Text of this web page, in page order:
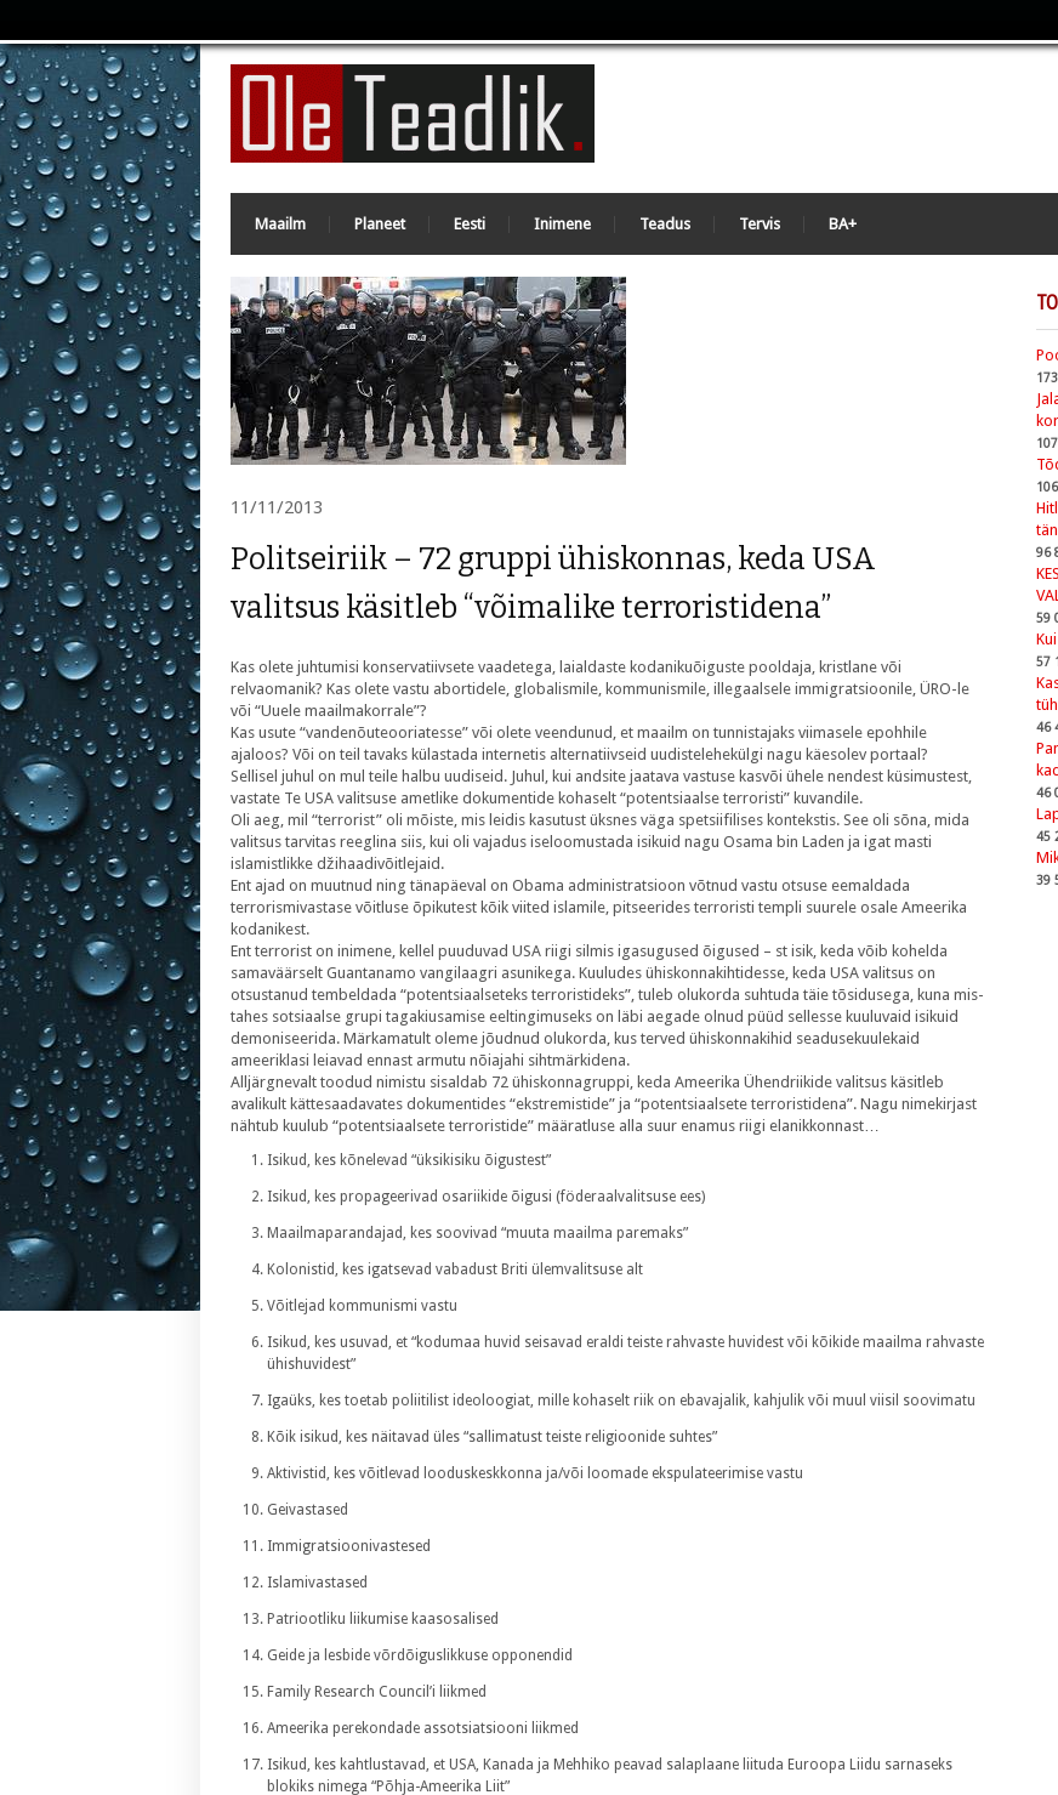
Maailm Planeet Eesti Inimene Teadus Tervis BA+
11/11/2013
Politseiriik – 72 gruppi ühiskonnas, keda USA
valitsus käsitleb “võimalike terroristidena”
Kas olete juhtumisi konservatiivsete vaadetega, laialdaste kodanikuõiguste pooldaja, kristlane või
relvaomanik? Kas olete vastu abortidele, globalismile, kommunismile, illegaalsele immigratsioonile, ÜRO-le
või “Uuele maailmakorrale”?
Kas usute “vandenõuteooriatesse” või olete veendunud, et maailm on tunnistajaks viimasele epohhile
ajaloos? Või on teil tavaks külastada internetis alternatiivseid uudistelehekülgi nagu käesolev portaal?
Sellisel juhul on mul teile halbu uudiseid. Juhul, kui andsite jaatava vastuse kasvõi ühele nendest küsimustest,
vastate Te USA valitsuse ametlike dokumentide kohaselt “potentsiaalse terroristi” kuvandile.
Oli aeg, mil “terrorist” oli mõiste, mis leidis kasutust üksnes väga spetsiifilises kontekstis. See oli sõna, mida
valitsus tarvitas reeglina siis, kui oli vajadus iseloomustada isikuid nagu Osama bin Laden ja igat masti
islamistlikke džihaadivõitlejaid.
Ent ajad on muutnud ning tänapäeval on Obama administratsioon võtnud vastu otsuse eemaldada
terrorismivastase võitluse õpikutest kõik viited islamile, pitseerides terroristi templi suurele osale Ameerika
kodanikest.
Ent terrorist on inimene, kellel puuduvad USA riigi silmis igasugused õigused – st isik, keda võib kohelda
samaväärselt Guantanamo vangilaagri asunikega. Kuuludes ühiskonnakihtidesse, keda USA valitsus on
otsustanud tembeldada “potentsiaalseteks terroristideks”, tuleb olukorda suhtuda täie tõsidusega, kuna mis-
tahes sotsiaalse grupi tagakiusamise eeltingimuseks on läbi aegade olnud püüd sellesse kuuluvaid isikuid
demoniseerida. Märkamatult oleme jõudnud olukorda, kus terved ühiskonnakihid seadusekuulekaid
ameeriklasi leiavad ennast armutu nõiajahi sihtmärkidena.
Alljärgnevalt toodud nimistu sisaldab 72 ühiskonnagruppi, keda Ameerika Ühendriikide valitsus käsitleb
avalikult kättesaadavates dokumentides “ekstremistide” ja “potentsiaalsete terroristidena”. Nagu nimekirjast
nähtub kuulub “potentsiaalsete terroristide” määratluse alla suur enamus riigi elanikkonnast…
Isikud, kes kõnelevad “üksikisiku õigustest”
Isikud, kes propageerivad osariikide õigusi (föderaalvalitsuse ees)
Maailmaparandajad, kes soovivad “muuta maailma paremaks”
Kolonistid, kes igatsevad vabadust Briti ülemvalitsuse alt
Võitlejad kommunismi vastu
Isikud, kes usuvad, et “kodumaa huvid seisavad eraldi teiste rahvaste huvidest või kõikide maailma rahvaste
ühishuvidest”
Igaüks, kes toetab poliitilist ideoloogiat, mille kohaselt riik on ebavajalik, kahjulik või muul viisil soovimatu
Kõik isikud, kes näitavad üles “sallimatust teiste religioonide suhtes”
Aktivistid, kes võitlevad looduskeskkonna ja/või loomade ekspulateerimise vastu
Geivastased
Immigratsioonivastesed
Islamivastased
Patriootliku liikumise kaasosalised
Geide ja lesbide võrdõiguslikkuse opponendid
Family Research Council’i liikmed
Ameerika perekondade assotsiatsiooni liikmed
Isikud, kes kahtlustavad, et USA, Kanada ja Mehhiko peavad salaplaane liituda Euroopa Liidu sarnaseks
blokiks nimega “Põhja-Ameerika Liit”
96
59
57
46
46
45
39